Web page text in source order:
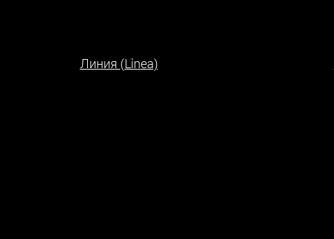
Линия (Linea)